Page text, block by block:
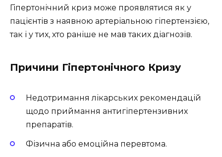
Гіпертонічний криз може проявлятися як у
пацієнтів з наявною артеріальною гіпертензією,
так і у тих, хто раніше не мав таких діагнозів.
Причини Гіпертонічного Кризу
Недотримання лікарських рекомендацій
щодо приймання антигіпертензивних
препаратів.
Фізична або емоційна перевтома.